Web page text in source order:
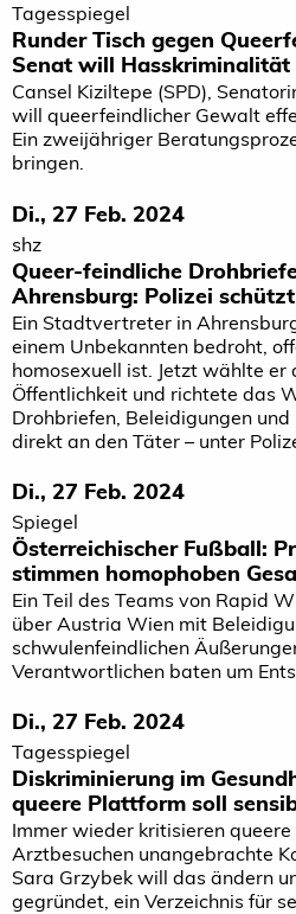
Tagesspiegel
Runder Tisch gegen
Senat will Hasskriminalität
Cansel Kiziltepe (SPD),
will queerfeindlicher Gewalt
Ein zweijähriger
bringen.
Di., 27 Feb. 2024
shz
Queer-feindliche
Ahrensburg: Polizei
Ein Stadtvertreter in
einem Unbekannten bedroht,
homosexuell ist. Jetzt wählte er
Öffentlichkeit und richtete das
Drohbriefen, Beleidigungen
direkt an den Täter – unter
Di., 27 Feb. 2024
Spiegel
Österreichischer Fußball:
stimmen homophoben
Ein Teil des Teams von Rapid
über Austria Wien mit
schwulenfeindlichen
Verantwortlichen baten um
Di., 27 Feb. 2024
Tagesspiegel
Diskriminierung im
queere Plattform soll
Immer wieder kritisieren queere
Arztbesuchen unangebrachte
Sara Grzybek will das ändern
gegründet, ein Verzeichnis für